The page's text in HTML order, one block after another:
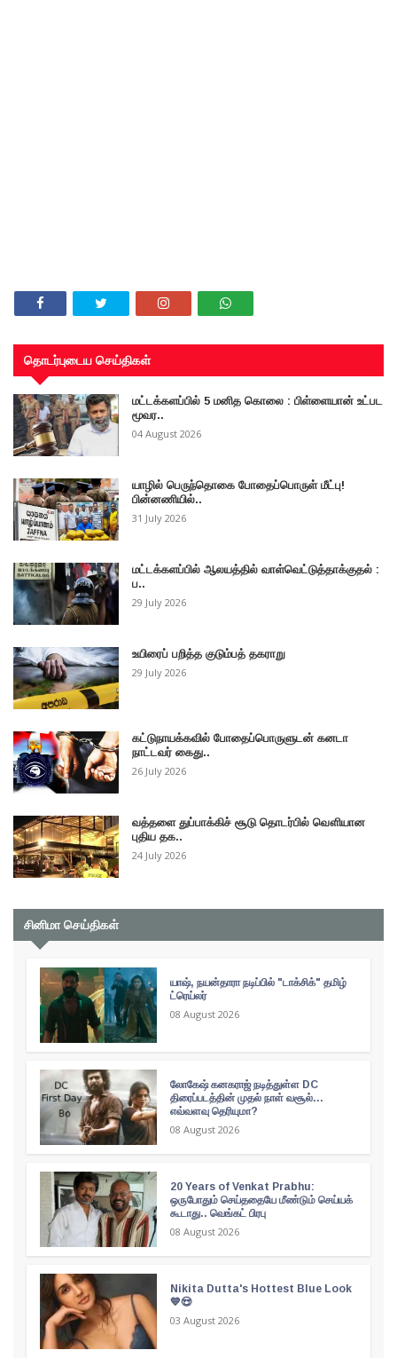
தொடர்புடைய செய்திகள்
மட்டக்களப்பில் 5 மனித கொலை : பிள்ளையான் உட்பட
மூவர..
04 August 2026
யாழில் பெருந்தொகை போதைப்பொருள் மீட்பு!
பின்னணியில்..
31 July 2026
மட்டக்களப்பில் ஆலயத்தில் வாள்வெட்டுத்தாக்குதல் :
ப..
29 July 2026
உயிரைப் பறித்த குடும்பத் தகராறு
29 July 2026
கட்டுநாயக்கவில் போதைப்பொருளுடன் கனடா
நாட்டவர் கைது..
26 July 2026
வத்தளை துப்பாக்கிச் சூடு தொடர்பில் வௌியான
புதிய தக..
24 July 2026
சினிமா செய்திகள்
யாஷ், நயன்தாரா நடிப்பில் "டாக்சிக்" தமிழ்
ட்ரெய்லர்
08 August 2026
லோகேஷ் கனகராஜ் நடித்துள்ள DC
திரைப்படத்தின் முதல் நாள் வசூல்...
எவ்வளவு தெரியுமா?
08 August 2026
20 Years of Venkat Prabhu:
ஒருபோதும் செய்ததையே மீண்டும் செய்யக்
கூடாது.. வெங்கட் பிரபு
08 August 2026
Nikita Dutta's Hottest Blue Look
💙😍
03 August 2026